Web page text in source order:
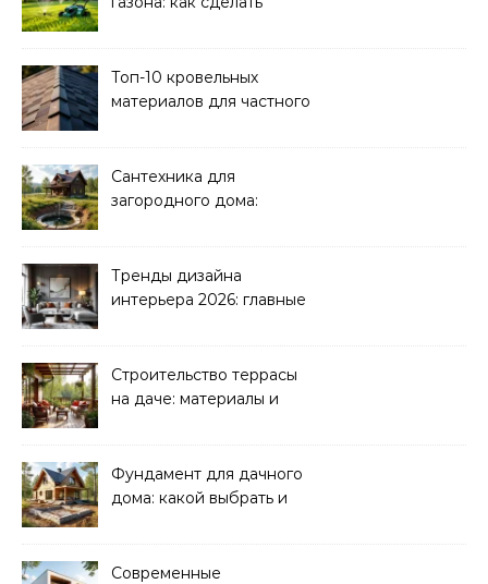
Топ-10 кровельных
материалов для частного
Сантехника для
загородного дома:
Тренды дизайна
интерьера 2026: главные
Строительство террасы
на даче: материалы и
Фундамент для дачного
дома: какой выбрать и
Современные